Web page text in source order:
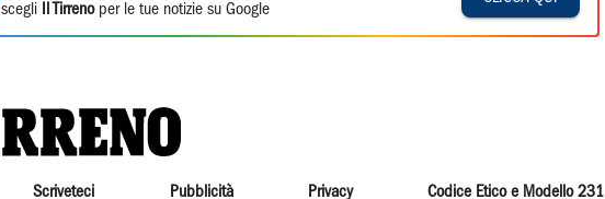
scegli
Il Tirrenoper le tue notizie su Google
Scriveteci Pubblicità Privacy Codice Etico e Modello 231